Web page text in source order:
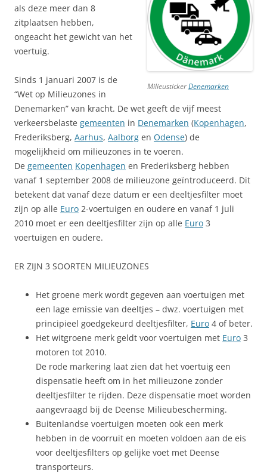
MilieustickerDenemarken
als deze meer dan 8
zitplaatsen hebben,
ongeacht het gewicht van het
voertuig.
Sinds 1 januari 2007 is de
“Wet op Milieuzones in
Denemarken” van kracht. De wet geeft de vijf meest
verkeersbelaste gemeenten in Denemarken (Kopenhagen,
Frederiksberg, Aarhus, Aalborg en Odense) de
mogelijkheid om milieuzones in te voeren.
De gemeenten Kopenhagen en Frederiksberg hebben
vanaf 1 september 2008 de milieuzone geïntroduceerd. Dit
betekent dat vanaf deze datum er een deeltjesfilter moet
zijn op alle Euro 2-voertuigen en oudere en vanaf 1 juli
2010 moet er een deeltjesfilter zijn op alle Euro 3
voertuigen en oudere.
ER ZIJN 3 SOORTEN MILIEUZONES
Het groene merk wordt gegeven aan voertuigen met
een lage emissie van deeltjes – dwz. voertuigen met
principieel goedgekeurd deeltjesfilter, Euro 4 of beter.
Het witgroene merk geldt voor voertuigen met Euro 3
motoren tot 2010.
De rode markering laat zien dat het voertuig een
dispensatie heeft om in het milieuzone zonder
deeltjesfilter te rijden. Deze dispensatie moet worden
aangevraagd bij de Deense Milieubescherming.
Buitenlandse voertuigen moeten ook een merk
hebben in de voorruit en moeten voldoen aan de eis
voor deeltjesfilters op gelijke voet met Deense
transporteurs.